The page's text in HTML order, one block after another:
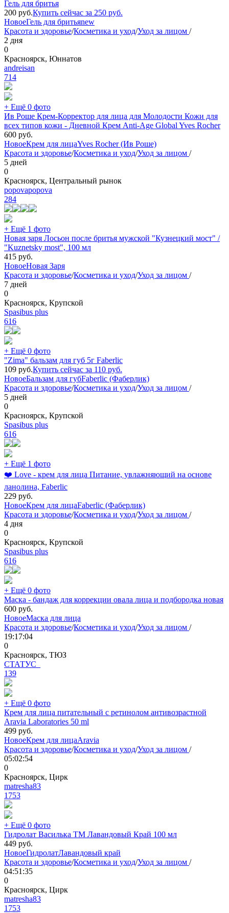
Гель для бритья
200 руб.Купить сейчас за 250 руб.
НовоеГель для бритьяnew
Красота и здоровье/Косметика и уход/Уход за лицом /
2 дня
0
Красноярск, Юннатов
andreisan
714
+ Ещё 0 фото
Ив Роше Крем-Корректор для лица для Молодости Кожи для
всех типов кожи - Дневной Крем Anti-Age Global Yves Rocher
600 руб.
НовоеКрем для лицаYves Rocher (Ив Роше)
Красота и здоровье/Косметика и уход/Уход за лицом /
5 дней
0
Красноярск, Центральный рынок
popovapopova
284
+ Ещё 1 фото
Новая заря Лосьон после бритья мужской "Кузнецкий мост" /
"Kuznetsky most", 100 мл
415 руб.
НовоеНовая Заря
Красота и здоровье/Косметика и уход/Уход за лицом /
7 дней
0
Красноярск, Крупской
Spasibus plus
616
+ Ещё 0 фото
"Zima" бальзам для губ 5г Faberlic
109 руб.Купить сейчас за 110 руб.
НовоеБальзам для губFaberlic (Фаберлик)
Красота и здоровье/Косметика и уход/Уход за лицом /
5 дней
0
Красноярск, Крупской
Spasibus plus
616
+ Ещё 1 фото
❤️ Love - крем для лица Питание, увлажняющий на основе
ланолина, Faberlic
229 руб.
НовоеКрем для лицаFaberlic (Фаберлик)
Красота и здоровье/Косметика и уход/Уход за лицом /
4 дня
0
Красноярск, Крупской
Spasibus plus
616
+ Ещё 0 фото
Маска - бандаж для коррекции овала лица и подбородка новая
600 руб.
НовоеМаска для лица
Красота и здоровье/Косметика и уход/Уход за лицом /
19:17:04
0
Красноярск, ТЮЗ
СТАТУС_
139
+ Ещё 0 фото
Крем для лица питательный с ретинолом антивозрастной
Aravia Laboratories 50 ml
499 руб.
НовоеКрем для лицаAravia
Красота и здоровье/Косметика и уход/Уход за лицом /
05:02:54
0
Красноярск, Цирк
matresha83
1753
+ Ещё 0 фото
Гидролат Василька ТМ Лавандовый Край 100 мл
449 руб.
НовоеГидролатЛавандовый край
Красота и здоровье/Косметика и уход/Уход за лицом /
04:51:35
0
Красноярск, Цирк
matresha83
1753